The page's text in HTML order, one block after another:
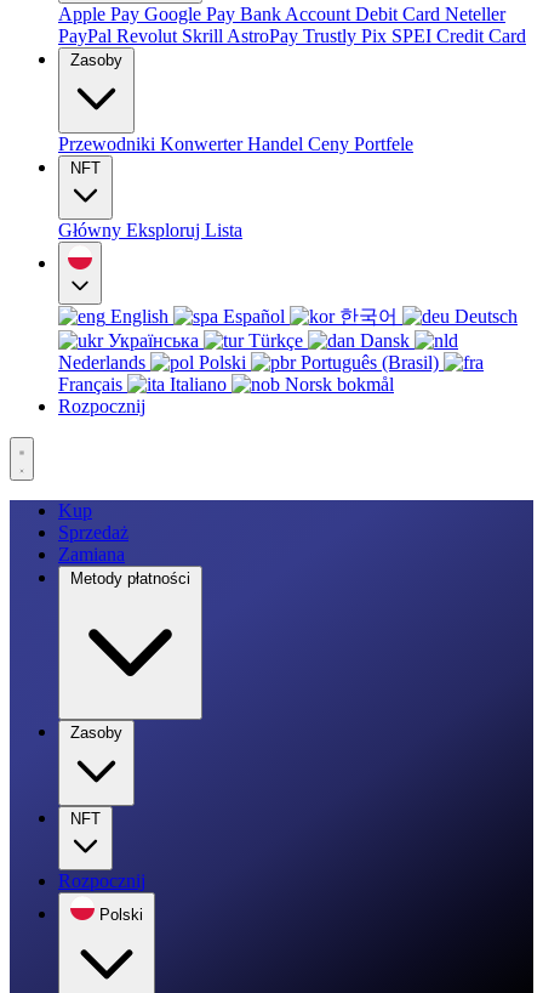
Apple Pay Google Pay Bank Account Debit Card Neteller
PayPal Revolut Skrill AstroPay Trustly Pix SPEI Credit Card
Zasoby
Przewodniki KonwerterHandel Ceny Portfele
NFT
Główny Eksploruj Lista
English Español 한국어
Deutsch
Українська
Türkçe
Dansk
Nederlands
Polski
Português (Brasil)
Français
Italiano
Norsk bokmål
Rozpocznij
Kup
Sprzedaż
Zamiana
Metody płatności
Zasoby
NFT
Rozpocznij
Polski